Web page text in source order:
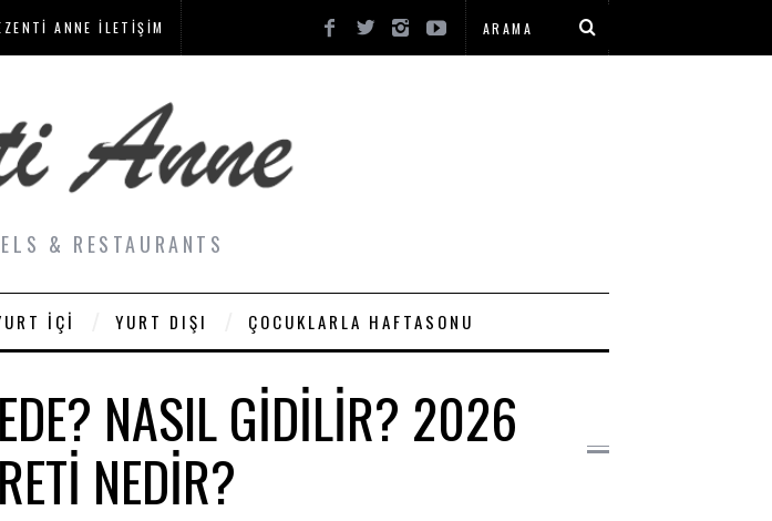
ANNE İLETIŞIM
& RESTAURANTS
İÇI YURT DIŞI ÇOCUKLARLA HAFTASONU
NASIL GIDILIR? 2026
NEDIR?